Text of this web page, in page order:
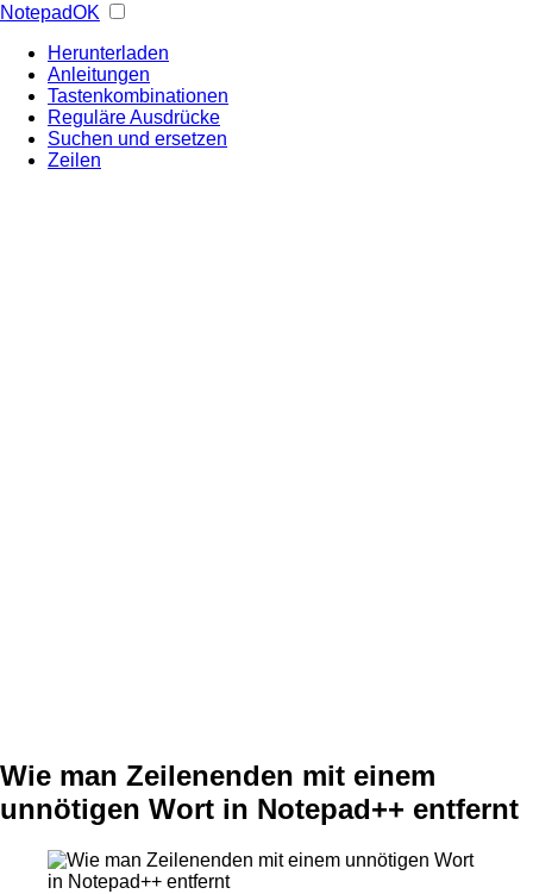
NotepadOK
Herunterladen
Anleitungen
Tastenkombinationen
Reguläre Ausdrücke
Suchen und ersetzen
Zeilen
Wie man Zeilenenden mit einem
unnötigen Wort in Notepad++ entfernt